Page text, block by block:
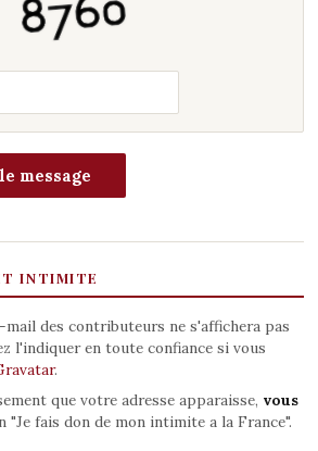
INTIMITE
mail des contributeurs ne s'affichera pas
l'indiquer en toute confiance si vous
.
que votre adresse apparaisse, vous
fais don de mon intimite a la France".